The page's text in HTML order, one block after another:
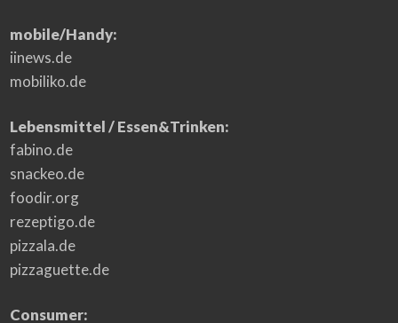
mobile/Handy:
iinews.de
mobiliko.de
Lebensmittel / Essen&Trinken:
fabino.de
snackeo.de
foodir.org
rezeptigo.de
pizzala.de
pizzaguette.de
Consumer: